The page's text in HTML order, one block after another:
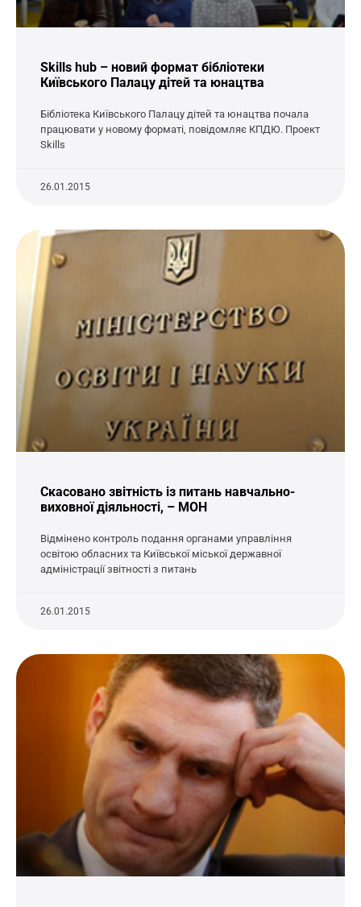
Skills hub – новий формат бібліотеки
Київського Палацу дітей та юнацтва
Бібліотека Київського Палацу дітей та юнацтва почала
працювати у новому форматі, повідомляє КПДЮ. Проект
Skills
26.01.2015
Скасовано звітність із питань навчально-
виховної діяльності, – МОН
Відмінено контроль подання органами управління
освітою обласних та Київської міської державної
адміністрації звітності з питань
26.01.2015